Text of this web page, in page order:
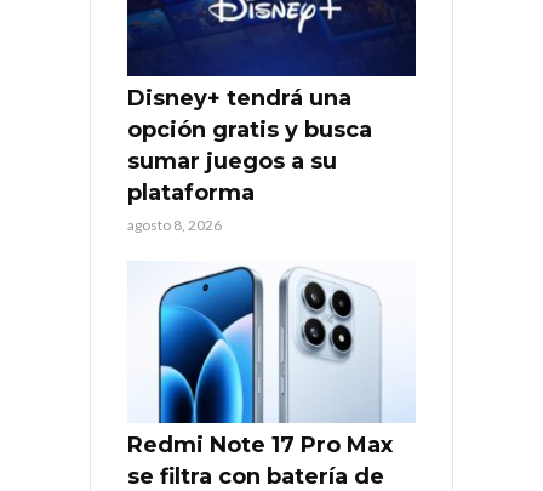
Disney+ tendrá una
opción gratis y busca
sumar juegos a su
plataforma
agosto 8, 2026
Redmi Note 17 Pro Max
se filtra con batería de